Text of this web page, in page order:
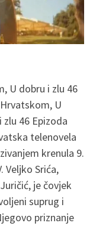
U dobru i zlu 46
U
zlu 46 Epizoda
telenovela
krenula 9.
Veljko Srića,
je čovjek
suprug i
priznanje